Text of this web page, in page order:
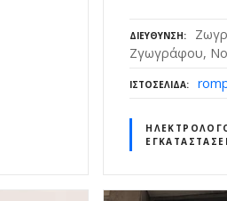
ΔΙΕΎΘΥΝΣΗ
Ζγωγράφου,
ΙΣΤΟΣΕΛΊΔΑ